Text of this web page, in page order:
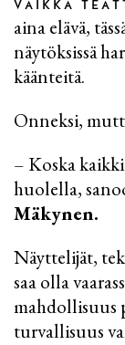
VAIKKA
aina elävä,
näytöksissä
käänteitä.
Onneksi,
– Koska
huolella,
Mäkynen.
Näyttelijät,
saa olla
mahdollisuus
turvallisuus